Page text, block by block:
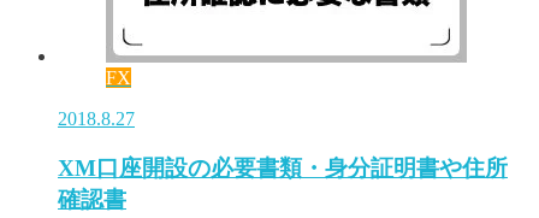
FX
2018.8.27
XM口座開設の必要書類・身分証明書や住所
確認書